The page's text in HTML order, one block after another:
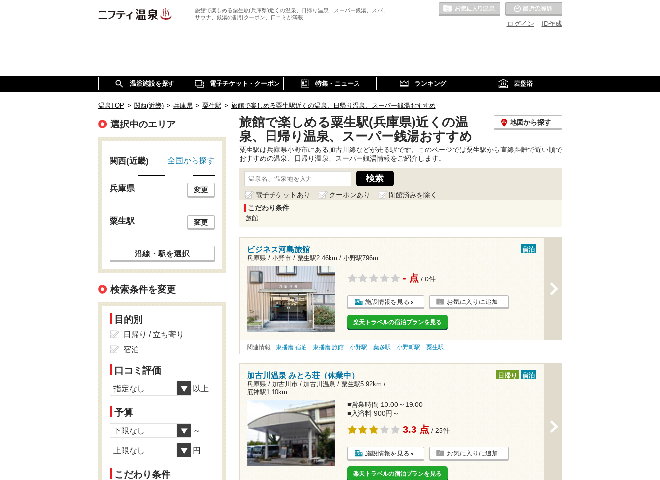
旅館で楽しめる粟生駅(兵庫県)近くの温泉、日帰り温泉、スーパー銭湯、スパ、
サウナ、銭湯の割引クーポン、口コミが満載
ID作成
ログイン
お気に入りの温泉
温浴施設を探す 電子チケット・クーポン 特集・ニュース ランキング 岩盤浴
温泉TOP > 関西(近畿) > 兵庫県 > 粟生駅 > 旅館で楽しめる粟生駅近くの温泉、日帰り温泉、スーパー銭湯おすすめ
旅館で楽しめる粟生駅(兵庫県)近くの温
泉、日帰り温泉、スーパー銭湯おすすめ
地図から探す
粟生駅は兵庫県小野市にある加古川線などが走る駅です。このページでは粟生駅から直線距離で近い順で
おすすめの温泉、日帰り温泉、スーパー銭湯情報をご紹介します。
電子チケットあり クーポンあり
閉館済みを除く
こだわり条件
旅館
ビジネス河島旅館
兵庫県 / 小野市 / 粟生駅2.46km / 小野駅796m
宿泊
- 点 / 0件
施設情報を見る お気に入りに追加
楽天トラベルの宿泊プランを見る
関連情報 東播磨 宿泊 東播磨 旅館 小野駅 葉多駅 小野町駅 粟生駅
加古川温泉 みとろ荘（休業中）
兵庫県 / 加古川市 / 加古川温泉 / 粟生駅5.92km /
厄神駅1.10km
日帰り 宿泊
■営業時間 10:00～19:00
■入浴料 900円～
3.3 点 / 25件
施設情報を見る お気に入りに追加
楽天トラベルの宿泊プランを見る
選択中のエリア
関西(近畿) 全国から探す
兵庫県 変更
粟生駅 変更
沿線・駅を選択
検索条件を変更
目的別
日帰り / 立ち寄り
宿泊
口コミ評価
指定なし 以上
予算
下限なし ～
上限なし 円
こだわり条件